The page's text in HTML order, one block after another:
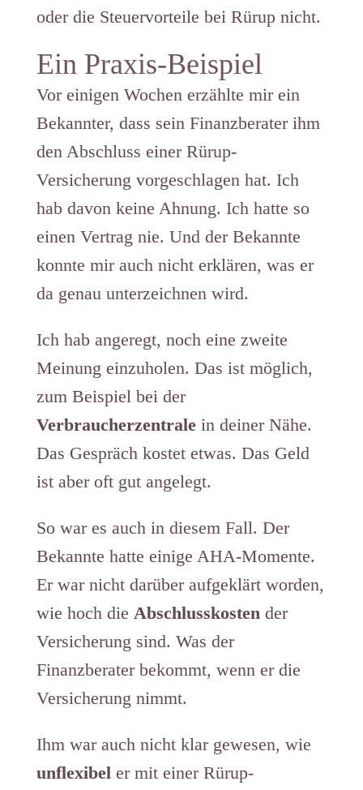
oder die Steuervorteile bei Rürup nicht.
Ein Praxis-Beispiel
Vor einigen Wochen erzählte mir ein
Bekannter, dass sein Finanzberater ihm
den Abschluss einer Rürup-
Versicherung vorgeschlagen hat. Ich
hab davon keine Ahnung. Ich hatte so
einen Vertrag nie. Und der Bekannte
konnte mir auch nicht erklären, was er
da genau unterzeichnen wird.
Ich hab angeregt, noch eine zweite
Meinung einzuholen. Das ist möglich,
zum Beispiel bei der
Verbraucherzentralein deiner Nähe.
Das Gespräch kostet etwas. Das Geld
ist aber oft gut angelegt.
So war es auch in diesem Fall. Der
Bekannte hatte einige AHA-Momente.
Er war nicht darüber aufgeklärt worden,
wie hoch die Abschlusskostender
Versicherung sind. Was der
Finanzberater bekommt, wenn er die
Versicherung nimmt.
Ihm war auch nicht klar gewesen, wie
unflexibeler mit einer Rürup-